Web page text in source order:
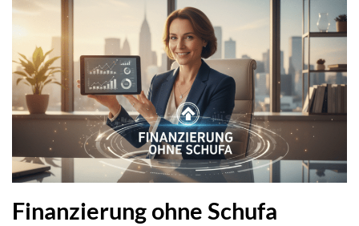
Finanzierung ohne Schufa